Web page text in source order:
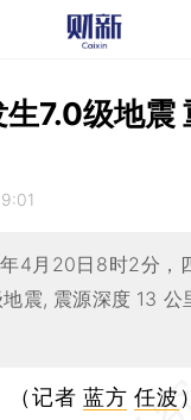
生7.0级地震
4月20日8时2分，
震, 震源深度 13 公
（记者蓝方 任波